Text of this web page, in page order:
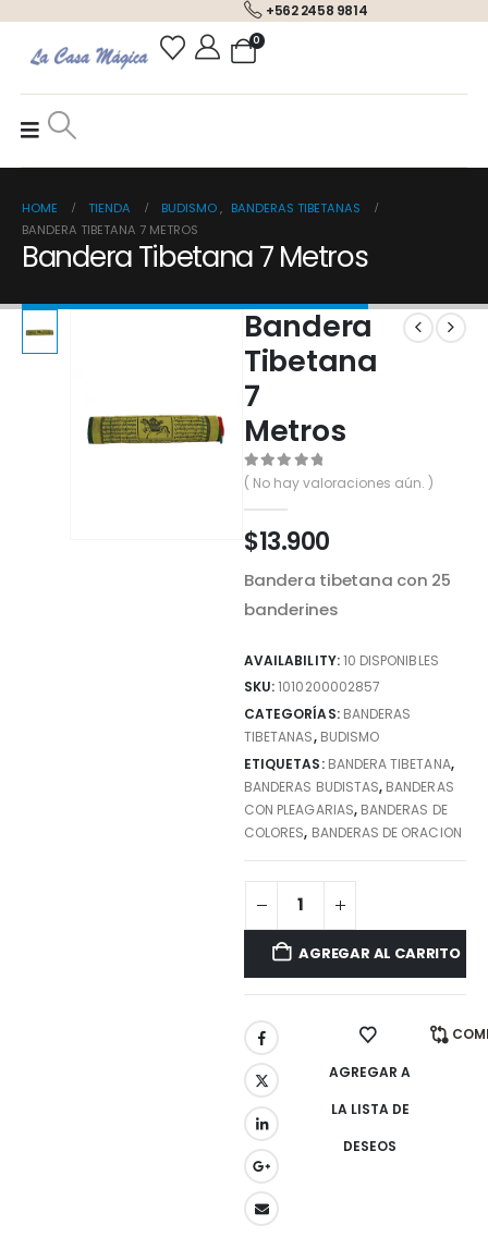
+562 2458 9814
0
HOME TIENDA BUDISMO, BANDERAS TIBETANAS
BANDERA TIBETANA 7 METROS
Bandera Tibetana 7 Metros
Bandera
Tibetana
7
Metros
0 out of 5
( No hay valoraciones aún. )
$13.900
Bandera tibetana con 25
banderines
AVAILABILITY:10 DISPONIBLES
SKU:1010200002857
CATEGORÍAS: BANDERAS
TIBETANAS, BUDISMO
ETIQUETAS: BANDERA TIBETANA,
BANDERAS BUDISTAS, BANDERAS
CON PLEAGARIAS, BANDERAS DE
COLORES, BANDERAS DE ORACION
AGREGAR AL CARRITO
AGREGAR A
LA LISTA DE
DESEOS